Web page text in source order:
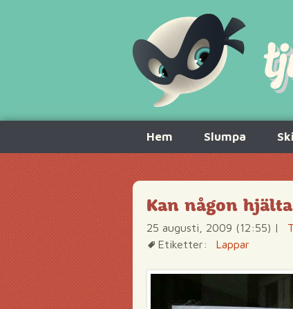
innehåll
Hem Slumpa
Kan någon
25 augusti, 2009 (12:55) |
Etiketter:
Lappar